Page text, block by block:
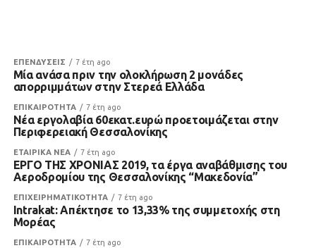
ΕΠΕΝΔΥΣΕΙΣ 7 έτη ago
Μία ανάσα πριν την ολοκλήρωση 2 μονάδες
απορριμμάτων στην Στερεά Ελλάδα
ΕΠΙΚΑΙΡΟΤΗΤΑ 7 έτη ago
Νέα εργολαβία 60εκατ.ευρώ προετοιμάζεται στην
Περιφερειακή Θεσσαλονίκης
ΕΤΑΙΡΙΚΑ ΝΕΑ 7 έτη ago
ΕΡΓΟ ΤΗΣ ΧΡΟΝΙΑΣ 2019, τα έργα αναβάθμισης του
Αεροδρομίου της Θεσσαλονίκης “Μακεδονία”
ΕΠΙΧΕΙΡΗΜΑΤΙΚΟΤΗΤΑ 7 έτη ago
Intrakat: Απέκτησε το 13,33% της συμμετοχής στη
Μορέας
ΕΠΙΚΑΙΡΟΤΗΤΑ 7 έτη ago